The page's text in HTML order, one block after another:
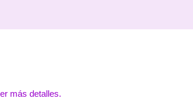
más detalles.